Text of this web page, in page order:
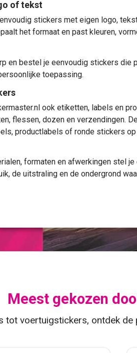
of tekst
stickers met eigen logo,
het formaat en past kleuren,
en bestel je eenvoudig stickers die
toepassing.
ooketiketten, labels en
flessen, dozen en verzendingen.
productlabels ofronde stickers
formaten en afwerkingen stel je
de uitstraling en de ondergrond
Meest gekozen
tot voertuigstickers, ontdek